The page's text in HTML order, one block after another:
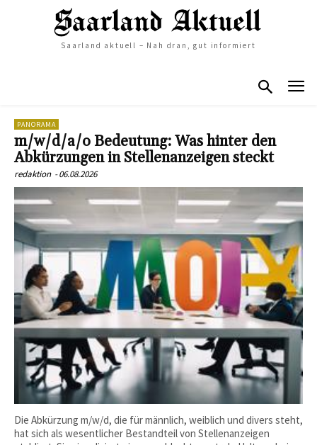
Saarland aktuell – Nah dran, gut informiert
PANORAMA
m/w/d/a/o Bedeutung: Was hinter den
Abkürzungen in Stellenanzeigen steckt
redaktion -06.08.2026
Die Abkürzung m/w/d, die für männlich, weiblich und divers steht,
hat sich als wesentlicher Bestandteil von Stellenanzeigen